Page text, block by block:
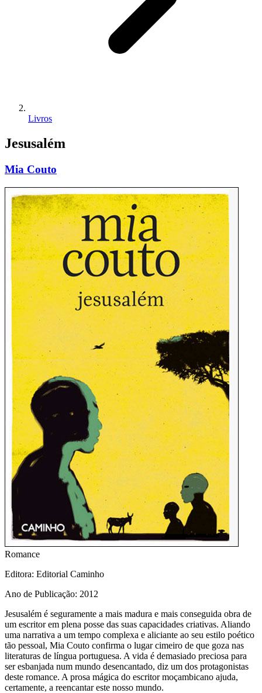
Livros
Jesusalém
Mia Couto
Romance
Editora: Editorial Caminho
Ano de Publicação: 2012
Jesusalém é seguramente a mais madura e mais conseguida obra de
um escritor em plena posse das suas capacidades criativas. Aliando
uma narrativa a um tempo complexa e aliciante ao seu estilo poético
tão pessoal, Mia Couto confirma o lugar cimeiro de que goza nas
literaturas de língua portuguesa. A vida é demasiado preciosa para
ser esbanjada num mundo desencantado, diz um dos protagonistas
deste romance. A prosa mágica do escritor moçambicano ajuda,
certamente, a reencantar este nosso mundo.